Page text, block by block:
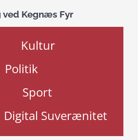
ved Kegnæs Fyr
Kultur
Politik
Sport
Digital Suverænitet